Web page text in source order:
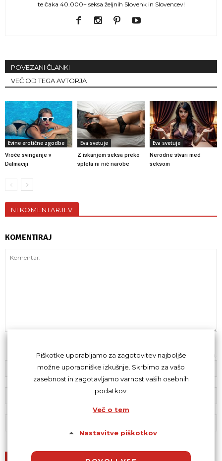
te čaka 40.000+ seksa željnih Slovenk in Slovencev!
POVEZANI ČLANKI
VEČ OD TEGA AVTORJA
Evine erotične zgodbe
Vroče svinganje v
Dalmaciji
Eva svetuje
Z iskanjem seksa preko
spleta ni nič narobe
Eva svetuje
Nerodne stvari med
seksom
NI KOMENTARJEV
KOMENTIRAJ
Z oddajo komentarja se strinjaš skodeksom komentiranja
Piškotke uporabljamo za zagotovitev najboljše
možne uporabniške izkušnje. Skrbimo za vašo
zasebnost in zagotavljamo varnost vaših osebnih
podatkov.
Več o tem
Nastavitve piškotkov